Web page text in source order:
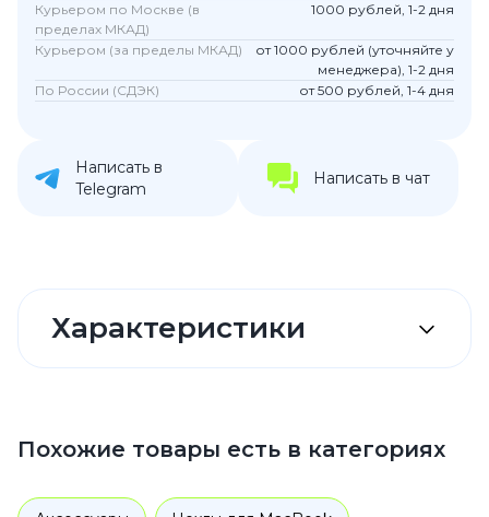
Курьером по Москве (в
пределах МКАД)
1000 рублей, 1-2 дня
Курьером (за пределы МКАД)
от 1000 рублей (уточняйте у
менеджера), 1-2 дня
По России (СДЭК)
от 500 рублей, 1-4 дня
Написать в
Telegram
Написать в чат
Характеристики
Похожие товары есть в категориях